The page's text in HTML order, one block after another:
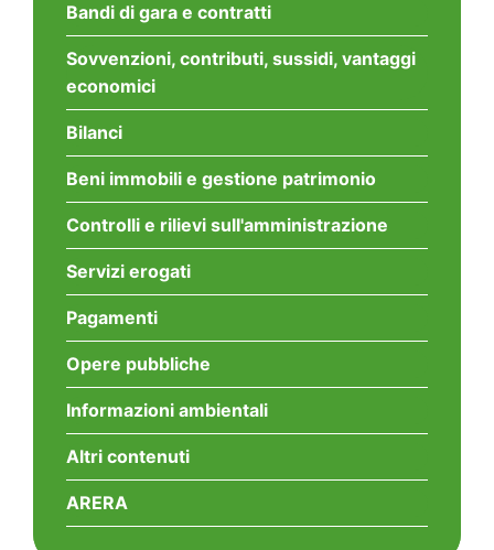
Bandi di gara e contratti
Sovvenzioni, contributi, sussidi, vantaggi
economici
Bilanci
Beni immobili e gestione patrimonio
Controlli e rilievi sull'amministrazione
Servizi erogati
Pagamenti
Opere pubbliche
Informazioni ambientali
Altri contenuti
ARERA